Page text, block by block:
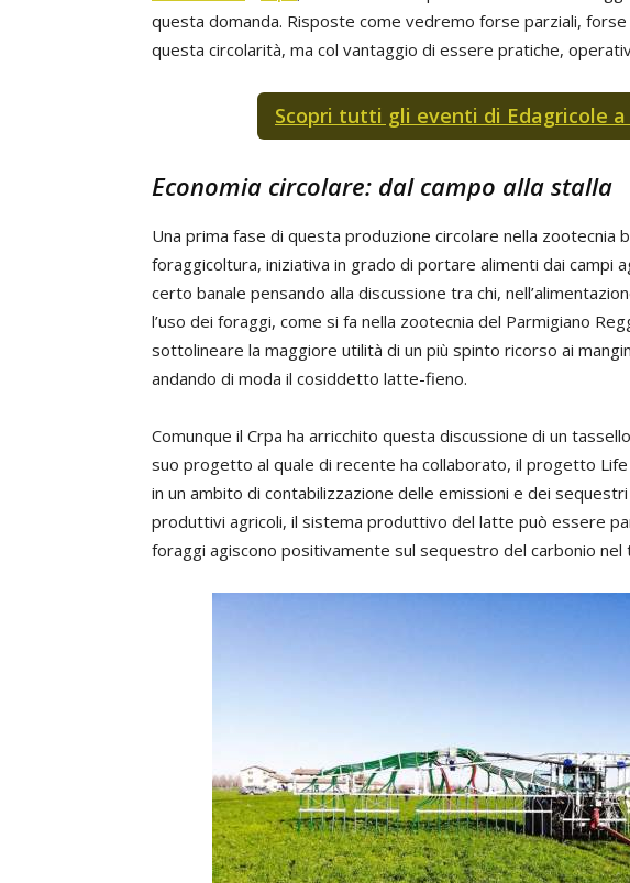
questa domanda. Risposte come vedremo forse parziali,
questa circolarità, ma col vantaggio di essere pratiche,
Scopri tutti gli eventi di Edagricole a
Economia circolare: dal campo alla stalla
Una prima fase di questa produzione circolare nella zootecnia
foraggicoltura, iniziativa in grado di portare alimenti dai campi
certo banale pensando alla discussione tra chi,
l’uso dei foraggi, come si fa nella zootecnia del Parmigiano
sottolineare la maggiore utilità di un più spinto ricorso ai
andando di moda il cosiddetto latte-fieno.
Comunque il Crpa ha arricchito questa discussione di un
suo progetto al quale di recente ha collaborato, il progetto Life
in un ambito di contabilizzazione delle emissioni e dei
produttivi agricoli, il sistema produttivo del latte può essere
foraggi agiscono positivamente sul sequestro del carbonio nel